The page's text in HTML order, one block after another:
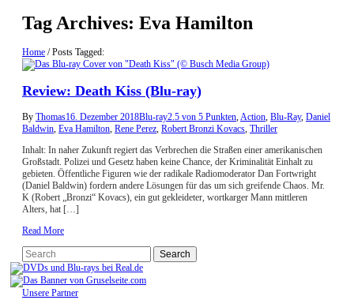
Tag Archives: Eva Hamilton
Home /Posts Tagged:
Review: Death Kiss (Blu-ray)
By Thomas16. Dezember 2018Blu-ray2.5 von 5 Punkten,Action, Blu-Ray, Daniel
Baldwin, Eva Hamilton, Rene Perez, Robert Bronzi Kovacs, Thriller
Inhalt: In naher Zukunft regiert das Verbrechen die Straßen einer amerikanischen
Großstadt. Polizei und Gesetz haben keine Chance, der Kriminalität Einhalt zu
gebieten. Öffentliche Figuren wie der radikale Radiomoderator Dan Fortwright
(Daniel Baldwin) fordern andere Lösungen für das um sich greifende Chaos. Mr.
K (Robert „Bronzi“ Kovacs), ein gut gekleideter, wortkarger Mann mittleren
Alters, hat […]
Read More
Unsere Partner